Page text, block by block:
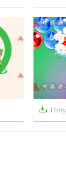
 Unity